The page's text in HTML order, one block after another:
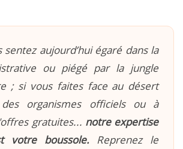
sentez aujourd’hui égaré dans la
ou piégé par la jungle
; si vous faites face au désert
des organismes officiels ou à
gratuites... notre expertise
votre boussole.Reprenez le